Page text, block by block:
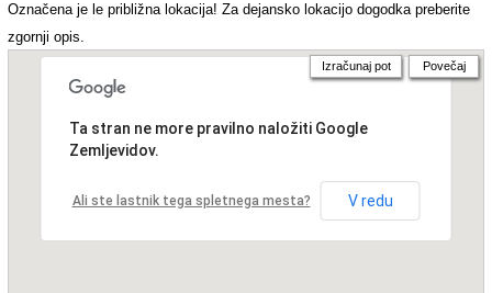
Označena je le približna lokacija! Za dejansko lokacijo dogodka preberite
zgornji opis.
Ta stran ne more pravilno naložiti Google
Zemljevidov.
Ali ste lastnik tega spletnega mesta? V redu
Izračunaj pot Povečaj